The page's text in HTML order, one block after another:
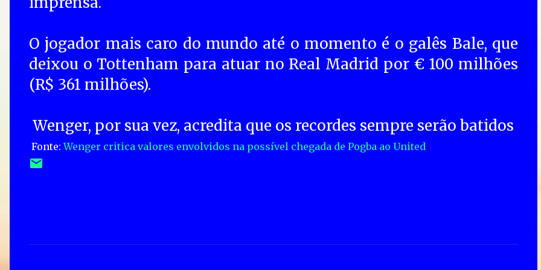
O jogador mais caro do mundo até o momento é o galês Bale, que
deixou o Tottenham para atuar no Real Madrid por € 100 milhões
(R$ 361 milhões).
Wenger, por sua vez, acredita que os recordes sempre serão batidos
Fonte:Wenger critica valores envolvidos na possível chegada de Pogba ao United